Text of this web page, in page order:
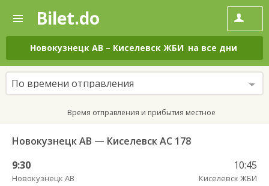
—
Поиск
и
покупка
билетов
на
автобус
онлайн
Bilet.do
Новокузнецк АВ – Киселевск ЖБИ на все дни
По времени отправления
Время отправления и прибытия местное
Новокузнецк АВ — Киселевск АС 178
9:30
Новокузнецк АВ
10:45
Киселевск ЖБИ